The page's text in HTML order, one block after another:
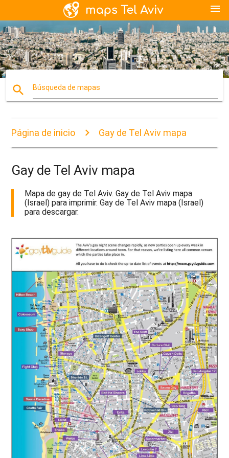
menu
search Búsqueda de mapas
Página de inicio Gay de Tel Aviv mapa
Gay de Tel Aviv mapa
Mapa de gay de Tel Aviv. Gay de Tel Aviv mapa
(Israel) para imprimir. Gay de Tel Aviv mapa (Israel)
para descargar.